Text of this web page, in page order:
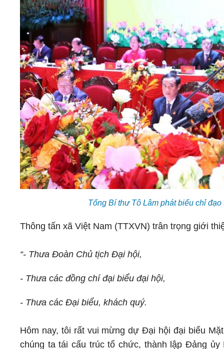
Tổng Bí thư Tô Lâm phát biểu chỉ
Thông tấn xã Việt Nam (TTXVN) trân trọng giới
“- Thưa Đoàn Chủ tịch Đại hội,
- Thưa các đồng chí đại biểu đại hội,
- Thưa các Đại biểu, khách quý.
Hôm nay, tôi rất vui mừng dự Đại hội đại biểu
chúng ta tái cấu trúc tổ chức, thành lập Đảng